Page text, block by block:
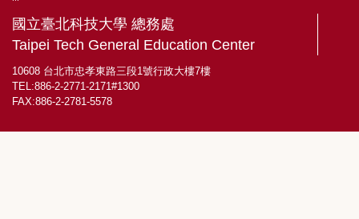
國立臺北科技大學 總務處
Taipei Tech General Education Center
10608 台北市忠孝東路三段1號行政大樓7樓
TEL:886-2-2771-2171#1300
FAX:886-2-2781-5578